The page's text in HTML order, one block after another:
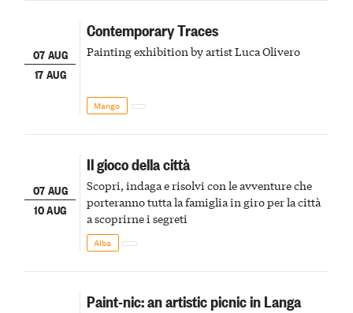
07 AUG
17 AUG
Contemporary Traces
Painting exhibition by artist Luca Olivero
Mango
07 AUG
10 AUG
Il gioco della città
Scopri, indaga e risolvi con le avventure che
porteranno tutta la famiglia in giro per la città
a scoprirne i segreti
Alba
Paint-nic: an artistic picnic in Langa